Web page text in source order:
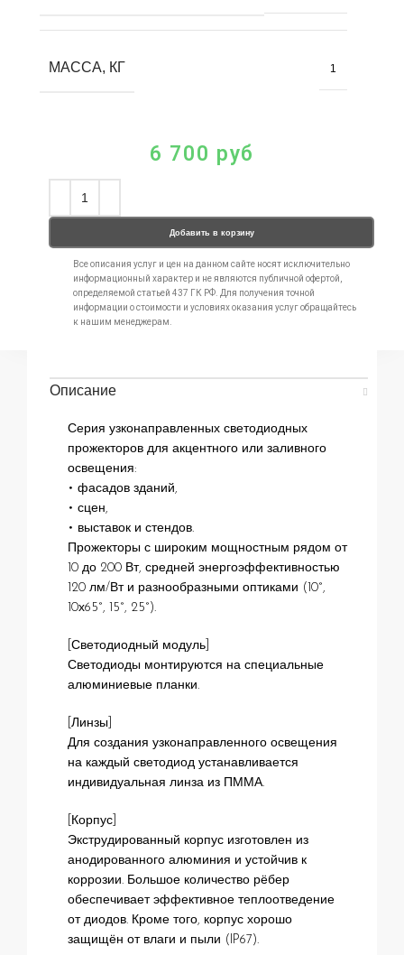
МАССА, КГ 1
6 700 руб
Добавить в корзину
Все описания услуг и цен на данном сайте носят исключительно
информационный характер и не являются публичной офертой,
определяемой статьей 437 ГК РФ. Для получения точной
информации о стоимости и условиях оказания услуг обращайтесь
к нашим менеджерам.
Описание
Серия узконаправленных светодиодных
прожекторов для акцентного или заливного
освещения:
• фасадов зданий,
• сцен,
• выставок и стендов.
Прожекторы с широким мощностным рядом от
10 до 200 Вт, средней энергоэффективностью
120 лм/Вт и разнообразными оптиками (10°,
10х65°, 15°, 25°).
[Светодиодный модуль]
Светодиоды монтируются на специальные
алюминиевые планки.
[Линзы]
Для создания узконаправленного освещения
на каждый светодиод устанавливается
индивидуальная линза из ПММА.
[Корпус]
Экструдированный корпус изготовлен из
анодированного алюминия и устойчив к
коррозии. Большое количество рёбер
обеспечивает эффективное теплоотведение
от диодов. Кроме того, корпус хорошо
защищён от влаги и пыли (IP67).